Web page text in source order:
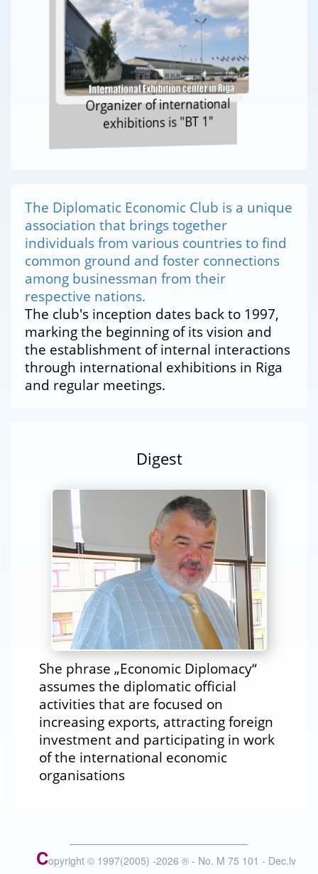
Organizer of international
exhibitions is "BT 1"
The Diplomatic Economic Club is a unique
association that brings together
individuals from various countries to find
common ground and foster connections
among businessman from their
respective nations.
The club's inception dates back to 1997,
marking the beginning of its vision and
the establishment of internal interactions
through international exhibitions in Riga
and regular meetings.
Digest
She phrase „Economic Diplomacy“
assumes the diplomatic official
activities that are focused on
increasing exports, attracting foreign
investment and participating in work
of the international economic
organisations
Copyright © 1997(2005) -2026 ® - No. M 75 101 - Dec.lv